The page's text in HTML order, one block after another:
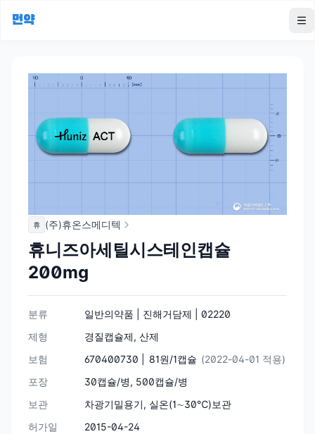
먼약
휴 (주)휴온스메디텍
휴니즈아세틸시스테인캡슐
200mg
분류
일반의약품 | 진해거담제 | 02220
제형
경질캡슐제, 산제
보험
670400730 | 81원/1캡슐 (2022-04-01 적용)
포장
30캡슐/병, 500캡슐/병
보관
차광기밀용기, 실온(1∼30℃)보관
허가일
2015-04-24